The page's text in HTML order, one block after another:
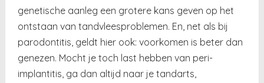
genetische aanleg een grotere kans geven op het
ontstaan van tandvleesproblemen. En, net als bij
parodontitis, geldt hier ook: voorkomen is beter dan
genezen. Mocht je toch last hebben van peri-
implantitis, ga dan altijd naar je tandarts,